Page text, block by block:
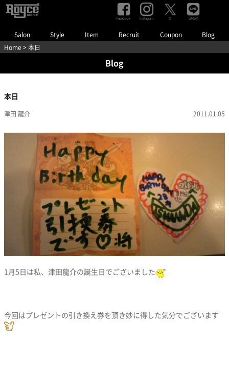
Salon Style Item Recruit Coupon Blog
Facebook Instagram X LINE@
Home > 本日
Blog
本日
津田 龍介 2011.01.05
1月5日は私、津田龍介の誕生日でございました
今回はプレゼントの引き換え券を頂き妙に得した気分でございます